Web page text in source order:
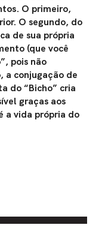
O primeiro,
O segundo, do
de sua própria
(que você
pois não
a conjugação de
do “Bicho” cria
graças aos
a vida própria do